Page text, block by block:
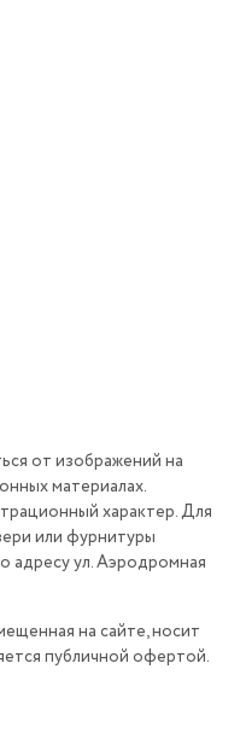
от изображений на
материалах.
характер. Для
или фурнитуры
адресу ул. Аэродромная
на сайте, носит
публичной офертой.